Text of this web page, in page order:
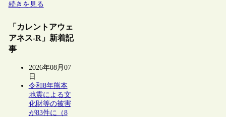
続きを見る
「カレントアウェ
アネス-R」新着記
事
2026年08月07
日
令和8年熊本
地震による文
化財等の被害
が83件に（8